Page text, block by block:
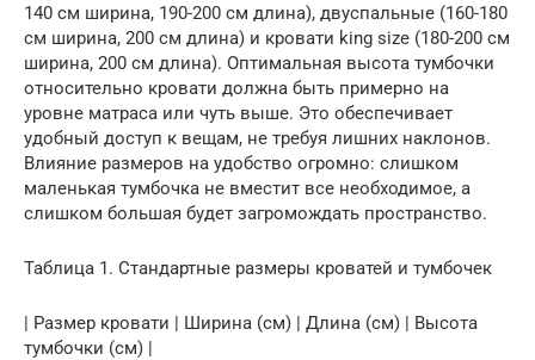
140 см ширина, 190-200 см длина), двуспальные (160-180
см ширина, 200 см длина) и кровати king size (180-200 см
ширина, 200 см длина). Оптимальная высота тумбочки
относительно кровати должна быть примерно на
уровне матраса или чуть выше. Это обеспечивает
удобный доступ к вещам, не требуя лишних наклонов.
Влияние размеров на удобство огромно: слишком
маленькая тумбочка не вместит все необходимое, а
слишком большая будет загромождать пространство.
Таблица 1. Стандартные размеры кроватей и тумбочек
| Размер кровати | Ширина (см) | Длина (см) | Высота
тумбочки (см) |